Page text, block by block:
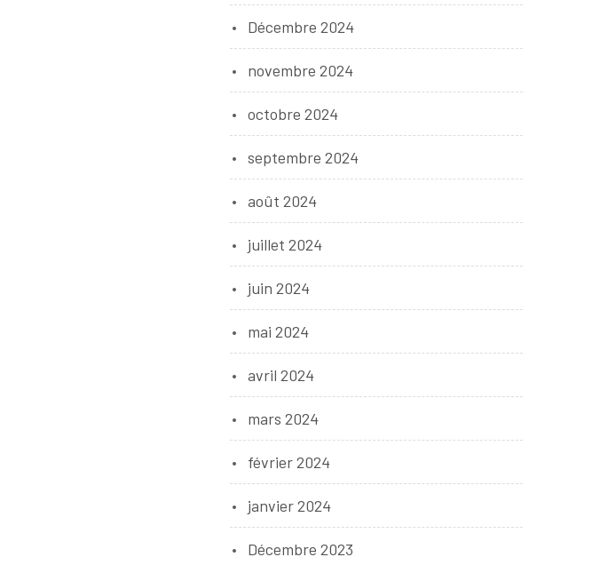
Décembre 2024
novembre 2024
octobre 2024
septembre 2024
août 2024
juillet 2024
juin 2024
mai 2024
avril 2024
mars 2024
février 2024
janvier 2024
Décembre 2023